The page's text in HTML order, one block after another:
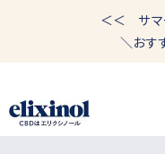
＜＜ サマ
＼おす